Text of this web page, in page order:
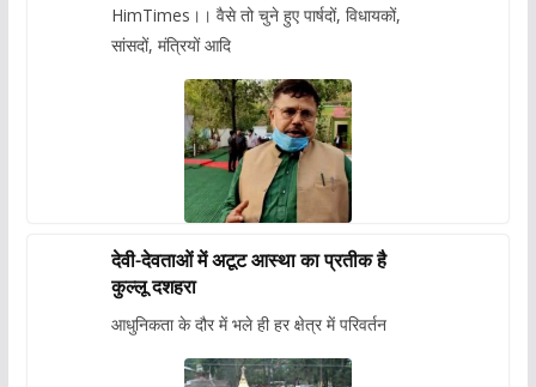
HimTimes।। वैसे तो चुने हुए पार्षदों, विधायकों,
सांसदों, मंत्रियों आदि
देवी-देवताओं में अटूट आस्था का प्रतीक है
कुल्लू दशहरा
आधुनिकता के दौर में भले ही हर क्षेत्र में परिवर्तन